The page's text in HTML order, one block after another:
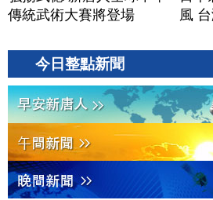
傳統武術大賽將登場
風
今日整點新聞